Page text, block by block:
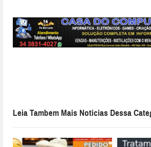
Leia Tambem Mais Noticias Dessa